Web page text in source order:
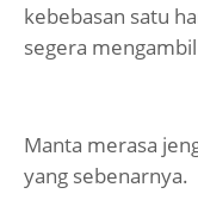
kebebasan satu
segera
Manta merasa
yang sebenarnya.